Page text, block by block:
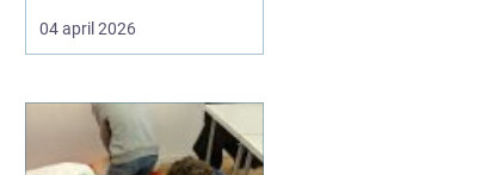
beröring eller närvaro
kombineras med fokus
Syftet är att skapa djup
avslappning, minska
stress och stödja
04 april 2026